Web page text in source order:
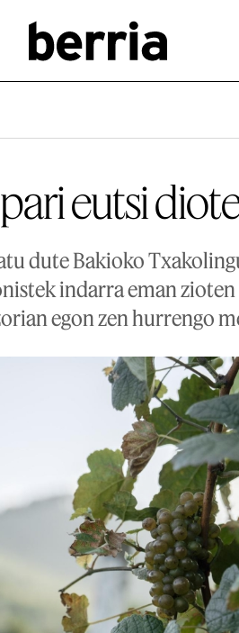
eutsi
dute Bakioko
indarra eman
egon zen hurrengo